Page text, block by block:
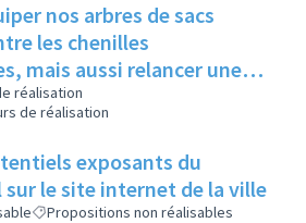
nos arbres de sacs
les chenilles
mais aussi relancer une
leur utilité, leur
commun de ne pas y
réalisation
de réalisation
exposants du
sur le site internet de la ville
Propositions non réalisables